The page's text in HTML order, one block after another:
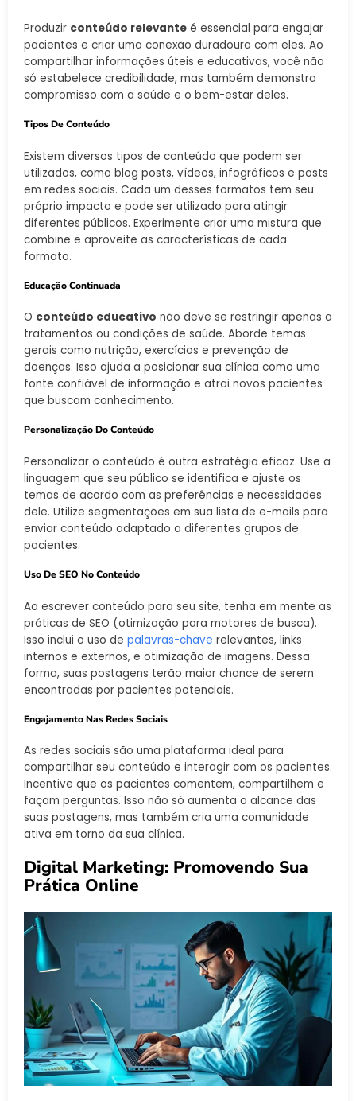
Produzir conteúdo relevante é essencial para engajar
pacientes e criar uma conexão duradoura com eles. Ao
compartilhar informações úteis e educativas, você não
só estabelece credibilidade, mas também demonstra
compromisso com a saúde e o bem-estar deles.
Tipos De Conteúdo
Existem diversos tipos de conteúdo que podem ser
utilizados, como blog posts, vídeos, infográficos e posts
em redes sociais. Cada um desses formatos tem seu
próprio impacto e pode ser utilizado para atingir
diferentes públicos. Experimente criar uma mistura que
combine e aproveite as características de cada
formato.
Educação Continuada
O conteúdo educativo não deve se restringir apenas a
tratamentos ou condições de saúde. Aborde temas
gerais como nutrição, exercícios e prevenção de
doenças. Isso ajuda a posicionar sua clínica como uma
fonte confiável de informação e atrai novos pacientes
que buscam conhecimento.
Personalização Do Conteúdo
Personalizar o conteúdo é outra estratégia eficaz. Use a
linguagem que seu público se identifica e ajuste os
temas de acordo com as preferências e necessidades
dele. Utilize segmentações em sua lista de e-mails para
enviar conteúdo adaptado a diferentes grupos de
pacientes.
Uso De SEO No Conteúdo
Ao escrever conteúdo para seu site, tenha em mente as
práticas de SEO (otimização para motores de busca).
Isso inclui o uso de palavras-chave relevantes, links
internos e externos, e otimização de imagens. Dessa
forma, suas postagens terão maior chance de serem
encontradas por pacientes potenciais.
Engajamento Nas Redes Sociais
As redes sociais são uma plataforma ideal para
compartilhar seu conteúdo e interagir com os pacientes.
Incentive que os pacientes comentem, compartilhem e
façam perguntas. Isso não só aumenta o alcance das
suas postagens, mas também cria uma comunidade
ativa em torno da sua clínica.
Digital Marketing: Promovendo Sua
Prática Online